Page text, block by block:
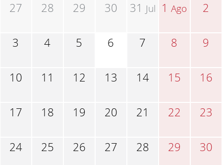
27 28 29 30 31 Jul 1Ago 2
3 4 5 6 7 8 9
10 11 12 13 14 15 16
17 18 19 20 21 22 23
24 25 26 27 28 29 30